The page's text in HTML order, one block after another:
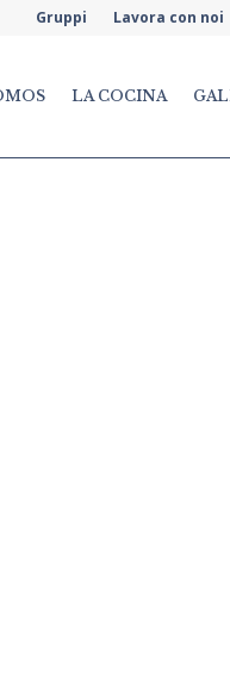
Gruppi Lavora con noi
LA COCINA